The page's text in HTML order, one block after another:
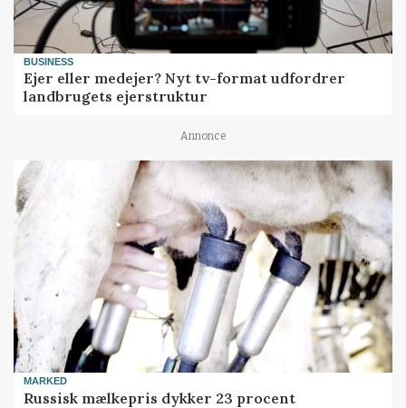
BUSINESS
Ejer eller medejer? Nyt tv-format udfordrer
landbrugets ejerstruktur
Annonce
MARKED
Russisk mælkepris dykker 23 procent